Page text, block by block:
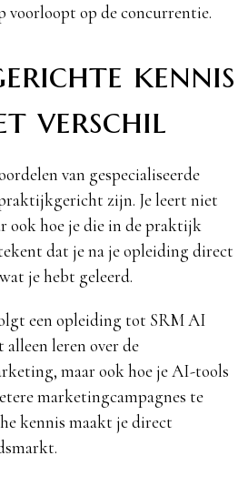
voorloopt op de concurrentie.
kennis
verschil
van gespecialiseerde
zijn. Je leert niet
ook hoe je die in de praktijk
dat je na je opleiding direct
je hebt geleerd.
een opleiding tot SRM AI
leren over de
maar ook hoe je AI-tools
marketingcampagnes te
kennis maakt je direct